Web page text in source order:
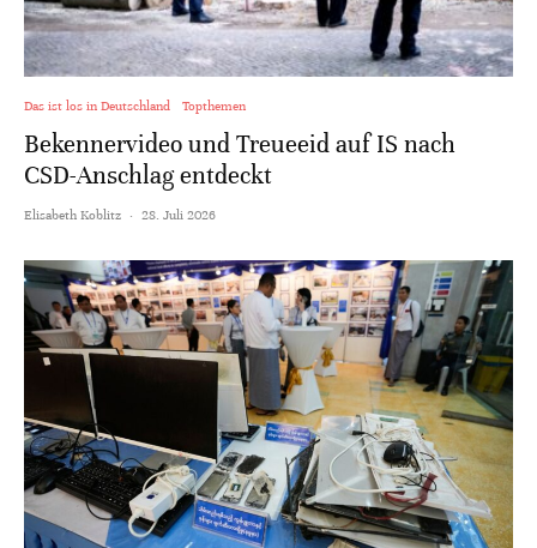
Das ist los in Deutschland Topthemen
Bekennervideo und Treueeid auf IS nach
CSD-Anschlag entdeckt
Elisabeth Koblitz · 28. Juli 2026